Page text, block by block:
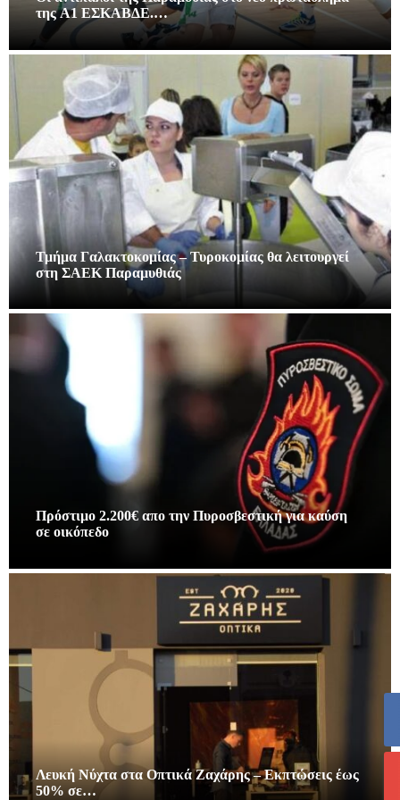
της A1 ΕΣΚΑΒΔΕ.…
Τμήμα Γαλακτοκομίας – Τυροκομίας θα λειτουργεί
στη ΣΑΕΚ Παραμυθιάς
Πρόστιμο 2.200€ απο την Πυροσβεστική για καύση
σε οικόπεδο
Λευκή Νύχτα στα Οπτικά Ζαχάρης – Εκπτώσεις έως
50% σε…